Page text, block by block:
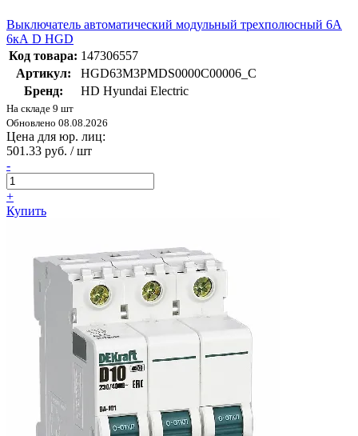
Выключатель автоматический модульный трехполюсный 6А
6кА D HGD
Код товара: 147306557
Артикул:
HGD63M3PMDS0000C00006_C
Бренд:
HD Hyundai Electric
На складе 9 шт
Обновлено 08.08.2026
Цена для юр. лиц:
501.33 руб. / шт
-
+
Купить